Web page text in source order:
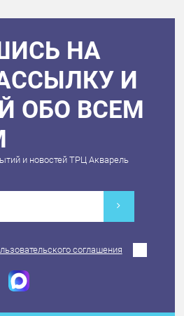
НА
И
ОБО ВСЕМ
и новостей ТРЦ Акварель
соглашения